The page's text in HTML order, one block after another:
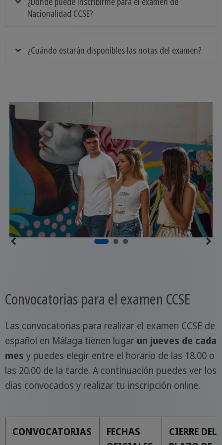
Nacionalidad CCSE?
¿Cuándo estarán disponibles las notas del examen?
Convocatorias para el examen CCSE
Las convocatorias para realizar el examen CCSE de
español en Málaga tienen lugar un jueves de cada
mes y puedes elegir entre el horario de las 18.00 o
las 20.00 de la tarde. A continuación puedes ver los
días convocados y realizar tu inscripción online.
CONVOCATORIAS
FECHAS
CIERRE DEL